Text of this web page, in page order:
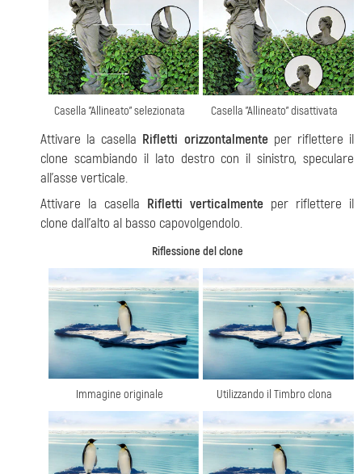
Casella "Allineato" selezionata Casella "Allineato" disattivata
Attivare la casella Rifletti orizzontalmenteper riflettere il
clone scambiando il lato destro con il sinistro, speculare
all’asse verticale.
Attivare la casella Rifletti verticalmente per riflettere il
clone dall’alto al basso capovolgendolo.
Riflessione del clone
Immagine originale Utilizzando il Timbro clona